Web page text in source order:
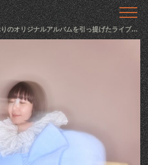
TOP
トップ
SHOWS
ライブ情報
LLTV
動画番組
ルバムを引っ提げたライブツアー東京公演ソールドアウトにつき追加公演が決定